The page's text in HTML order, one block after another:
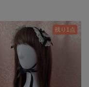
残り1点